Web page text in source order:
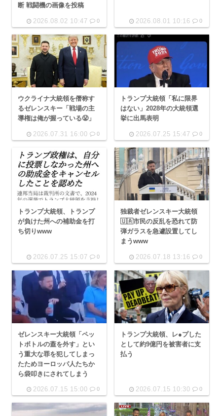
断 戦闘機の画像を投稿
2026.08.02 10:47 0 2026.08.01 10:16 0
ウクライナ大統領を僭称す
るゼレンスキー「戦場の主
導権は俺が握っている😤」
2026.07.31 16:00 0
トランプ大統領「私に限界
はない」2028年の大統領選
挙に出馬表明
2026.07.25 15:47 0
トランプ大統領、トランプ
が負けた州への補助金を打
ち切りwww
2026.07.25 15:07 0
独裁者ゼレンスキー大統領
🇺🇦市民の反乱を恐れて防
弾ガラスを急遽設置してし
まうwww
2026.07.18 13:16 0
ゼレンスキー大統領「ペッ
トボトルの蓋を外す」とい
う重大な罪を犯してしまっ
たためヨーロッパ人たちか
ら袋叩きにされてしまう
2026.07.15 15:00 0
トランプ大統領、レ●プした
として約9億円を被害者に支
払う
2026.07.15 10:30 0